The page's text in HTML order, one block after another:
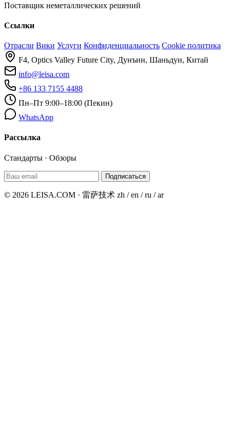
Поставщик неметаллических решений
Ссылки
Отрасли Вики Услуги Конфиденциальность Cookie политика
F4, Optics Valley Future City, Дунъин, Шаньдун, Китай
info@leisa.com
+86 133 7155 4488
Пн–Пт 9:00–18:00 (Пекин)
WhatsApp
Рассылка
Стандарты · Обзоры
Подписаться
© 2026 LEISA.COM · 雷萨技术 zh / en / ru / ar